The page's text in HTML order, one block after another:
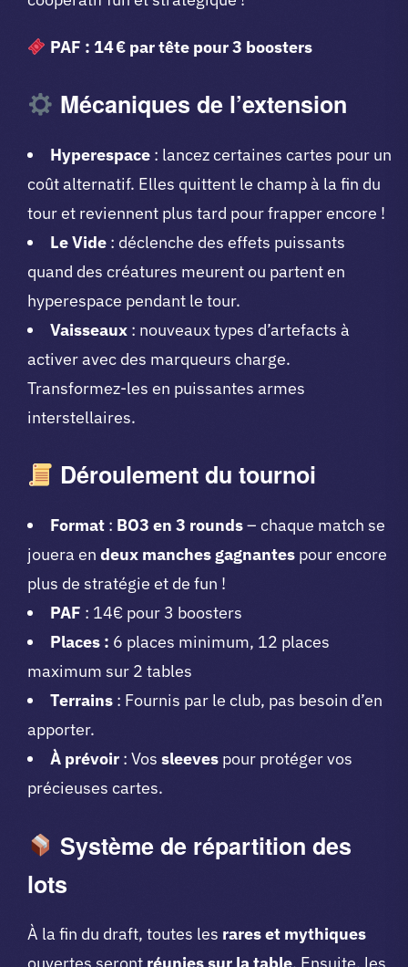
PAF : 14 € par tête pour 3 boosters
Mécaniques de l’extension
Hyperespace : lancez certaines cartes pour un
coût alternatif. Elles quittent le champ à la fin du
tour et reviennent plus tard pour frapper encore !
Le Vide : déclenche des effets puissants
quand des créatures meurent ou partent en
hyperespace pendant le tour.
Vaisseaux : nouveaux types d’artefacts à
activer avec des marqueurs charge.
Transformez-les en puissantes armes
interstellaires.
Déroulement du tournoi
Format : BO3 en 3 rounds– chaque match se
jouera en deux manches gagnantes pour encore
plus de stratégie et de fun !
PAF : 14€ pour 3 boosters
Places : 6 places minimum, 12 places
maximum sur 2 tables
Terrains : Fournis par le club, pas besoin d’en
apporter.
À prévoir : Vos sleeves pour protéger vos
précieuses cartes.
Système de répartition des
lots
À la fin du draft, toutes les rares et mythiques